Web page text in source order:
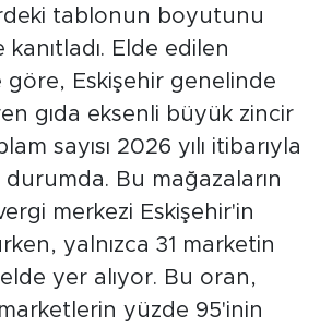
tablonun boyutunu
kanıtladı. Elde edilen
göre, Eskişehir genelinde
gıda eksenli büyük zincir
sayısı 2026 yılı itibarıyla
durumda. Bu mağazaların
merkezi Eskişehir'in
yalnızca 31 marketin
yer alıyor. Bu oran,
yüzde 95'inin